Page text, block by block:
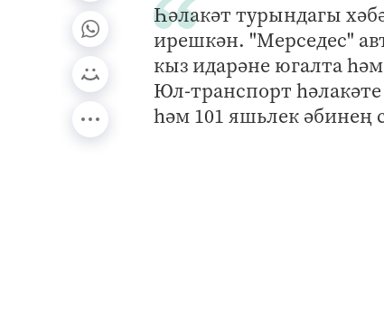
Һәлакәт турындагы
ирешкән. "Мерседес"
кыз идарәне югалта
Юл-транспорт
һәм 101 яшьлек әбинең